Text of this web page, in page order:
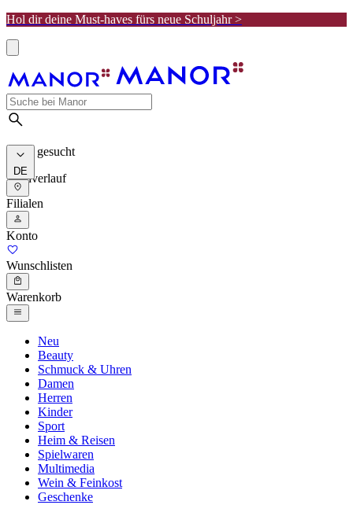
Hol dir deine Must-haves fürs neue Schuljahr >
Meist gesucht
Suchverlauf
DE
Filialen
Konto
Wunschlisten
Warenkorb
Neu
Beauty
Schmuck & Uhren
Damen
Herren
Kinder
Sport
Heim & Reisen
Spielwaren
Multimedia
Wein & Feinkost
Geschenke